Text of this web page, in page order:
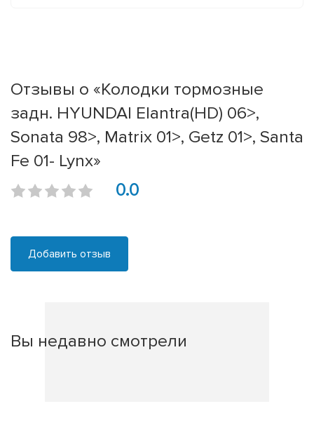
Отзывы о «Колодки тормозные
задн. HYUNDAI Elantra(HD) 06>,
Sonata 98>, Matrix 01>, Getz 01>, Santa
Fe 01- Lynx»
0.0
Добавить отзыв
Вы недавно смотрели